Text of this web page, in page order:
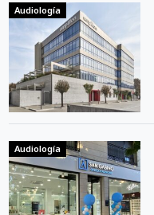
Audiología
Audiología